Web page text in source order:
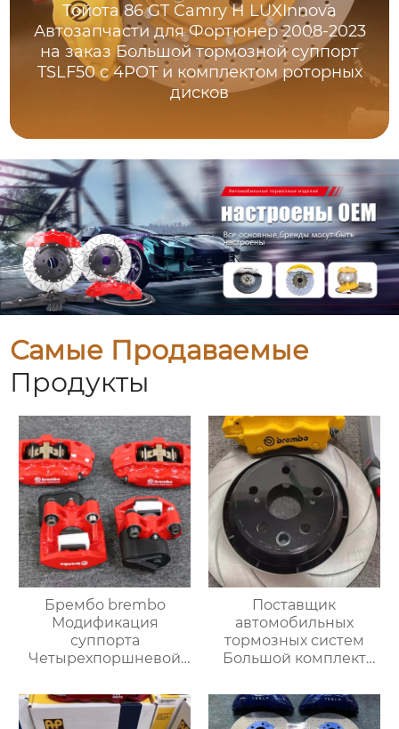
Тойота 86 GT Camry H LUXInnova
Автозапчасти для Фортюнер 2008-2023
на заказ Большой тормозной суппорт
TSLF50 с 4POT и комплектом роторных
дисков
Самые Продаваемые
Продукты
Брембо brembo
Модификация
суппорта
Четырехпоршневой
колесо может быть
модифицировано
Поставщик
автомобильных
тормозных систем
Большой комплект
18Z 4pot Суппорт
заднего тормоза